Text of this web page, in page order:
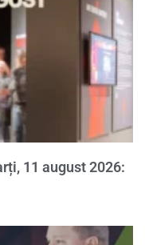
11 august 2026: